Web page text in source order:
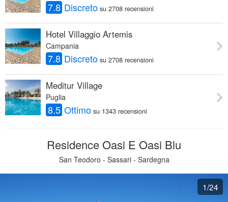
7.8 Discreto su 2708 recensioni
Hotel Villaggio Artemis
Campania
7.8 Discreto su 2708 recensioni
Meditur Village
Puglia
8.5 Ottimo su 1343 recensioni
Residence Oasi E Oasi Blu
San Teodoro - Sassari - Sardegna
1/24